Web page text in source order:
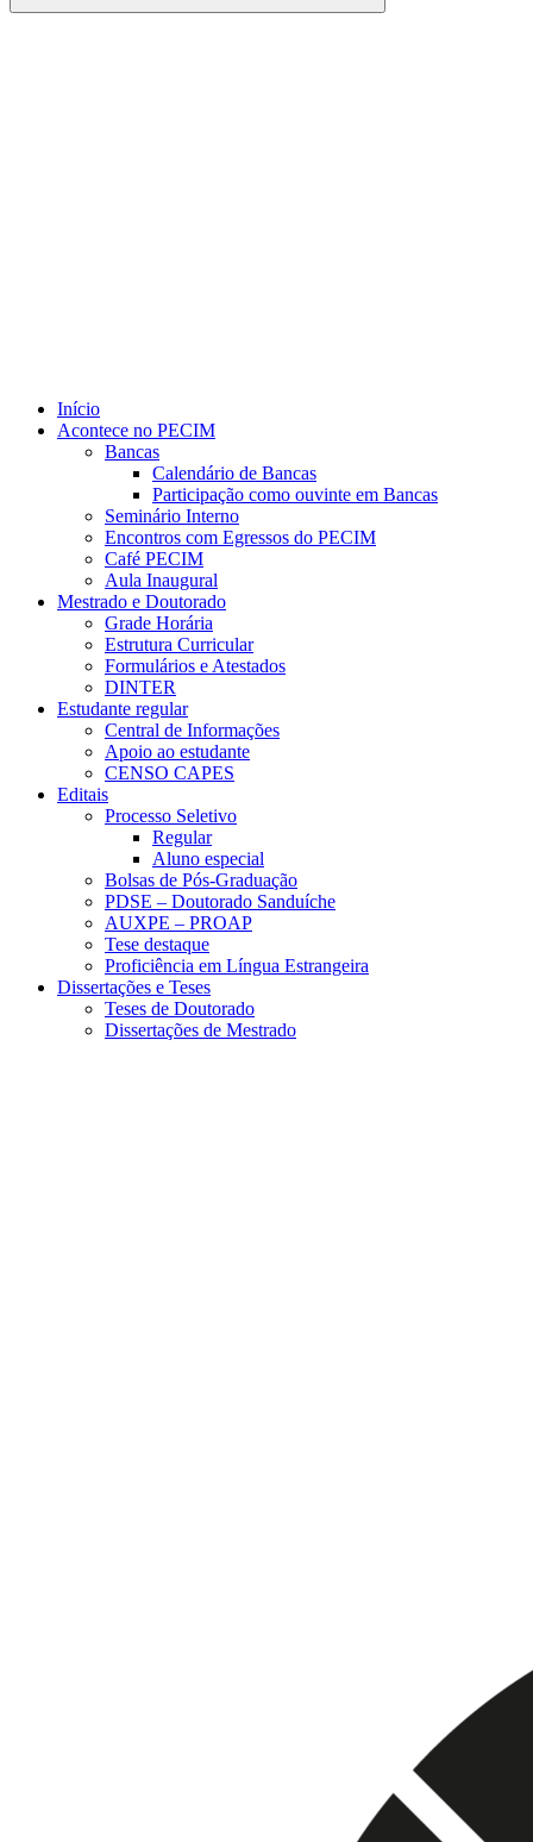
Buscar
Início
Acontece no PECIM
Bancas
Calendário de Bancas
Participação como ouvinte em Bancas
Seminário Interno
Encontros com Egressos do PECIM
Café PECIM
Aula Inaugural
Mestrado e Doutorado
Grade Horária
Estrutura Curricular
Formulários e Atestados
DINTER
Estudante regular
Central de Informações
Apoio ao estudante
CENSO CAPES
Editais
Processo Seletivo
Regular
Aluno especial
Bolsas de Pós-Graduação
PDSE – Doutorado Sanduíche
AUXPE – PROAP
Tese destaque
Proficiência em Língua Estrangeira
Dissertações e Teses
Teses de Doutorado
Dissertações de Mestrado